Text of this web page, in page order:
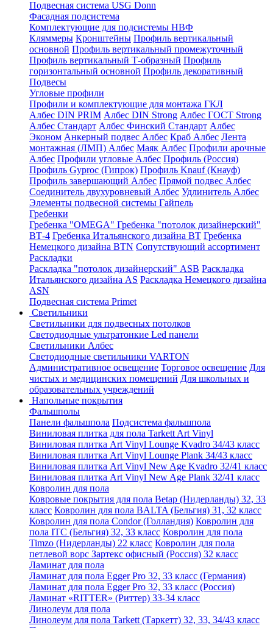
Подвесная система USG Donn
Фасадная подсистема
Комплектующие для подсистемы НВФ
Кляммеры Кронштейны Профиль вертикальный
основной Профиль вертикальный промежуточный
Профиль вертикальный Т-образный Профиль
горизонтальный основной Профиль декоративный
Подвесы
Угловые профили
Профили и комплектующие для монтажа ГКЛ
Албес DIN PRIM Албес DIN Strong Албес ГОСТ Strong
Албес Стандарт Албес Финский Стандарт Албес
Эконом Анкерный подвес Албес Краб Албес Лента
монтажная (ЛМП) Албес Маяк Албес Профили арочные
Албес Профили угловые Албес Профиль (Россия)
Профиль Gyproc (Гипрок) Профиль Knauf (Кнауф)
Профиль завершающий Албес Прямой подвес Албес
Соединитель двухуровневый Албес Удлинитель Албес
Элементы подвесной системы Гайпель
Гребенки
Гребенка "OMEGA" Гребенка "потолок дизайнерский"
ВТ-4 Гребенка Итальянского дизайна BT Гребенка
Немецкого дизайна ВТN Сопутствующий ассортимент
Раскладки
Раскладка "потолок дизайнерский" ASB Раскладка
Итальянского дизайна AS Раскладка Немецкого дизайна
АSN
Подвесная система Primet
Светильники
Светильники для подвесных потолков
Светодиодные ультратонкие Led панели
Светильники Албес
Светодиодные светильники VARTON
Административное освещение Торговое освещение Для
чистых и медицинских помещений Для школьных и
образовательных учреждений
Напольные покрытия
Фальшполы
Панели фальшпола Подсистема фальшпола
Виниловая плитка для пола Tarkett Art Vinyl
Виниловая плитка Art Vinyl Lounge Kvadro 34/43 класс
Виниловая плитка Art Vinyl Lounge Plank 34/43 класс
Виниловая плитка Art Vinyl New Age Kvadro 32/41 класс
Виниловая плитка Art Vinyl New Age Plank 32/41 класс
Ковролин для пола
Ковровые покрытия для пола Betap (Нидерланды) 32, 33
класс Ковролин для пола BALTA (Бельгия) 31, 32 класс
Ковролин для пола Condor (Голландия) Ковролин для
пола ITC (Бельгия) 32, 33 класс Ковролин для пола
Timzo (Нидерланды) 22 класс Ковролин для пола
петлевой ворс Зартекс офисный (Россия) 32 класс
Ламинат для пола
Ламинат для пола Egger Pro 32, 33 класс (Германия)
Ламинат для пола Egger Pro 32, 33 класс (Россия)
Ламинат «RITTER» (Риттер) 33-34 класс
Линолеум для пола
Линолеум для пола Tarkett (Таркетт) 32, 33, 34/43 класс